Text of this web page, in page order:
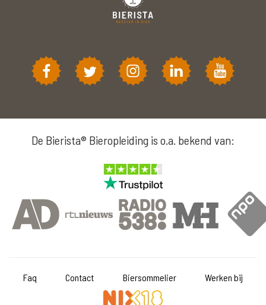
De Bierista® Bieropleiding is o.a. bekend van:
Faq Contact Biersommelier Werken bij